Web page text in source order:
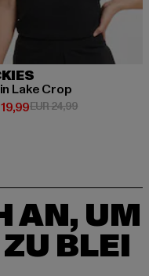
Lake Crop
Preis: EUR 19,99
EUR 24,99Aktionspreis:
AN, UM
BLEI